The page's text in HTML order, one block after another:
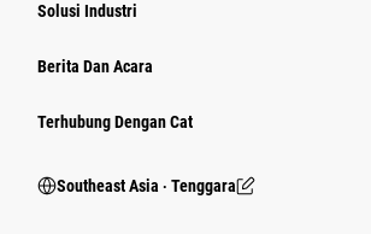
Solusi Industri
Berita Dan Acara
Terhubung Dengan Cat
Southeast Asia ‧ Tenggara